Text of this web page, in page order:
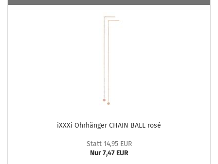
iXXXi Ohr­hän­ger CHAIN BALL rosé
Statt 14,95 EUR
Nur 7,47 EUR